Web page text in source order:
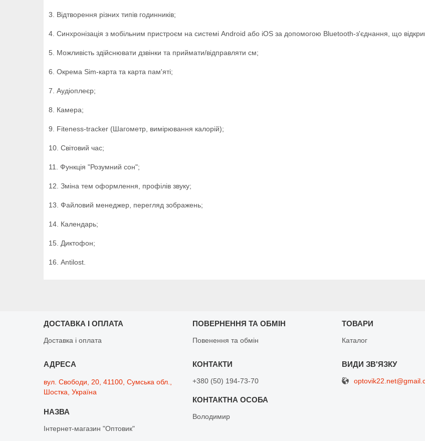
3. Відтворення різних типів годинників;
4. Синхронізація з мобільним пристроєм на системі Android або iOS за допомогою Bluetooth-з'єднання, що
5. Можливість здійснювати дзвінки та приймати/відправляти см;
6. Окрема Sim-карта та карта пам'яті;
7. Аудіоплеєр;
8. Камера;
9. Fiteness-tracker (Шагометр, вимірювання калорій);
10. Світовий час;
11. Функція "Розумний сон";
12. Зміна тем оформлення, профілів звуку;
13. Файловий менеджер, перегляд зображень;
14. Календарь;
15. Диктофон;
16. Antilost.
ДОСТАВКА І ОПЛАТА
Доставка і оплата
ПОВЕРНЕННЯ ТА ОБМІН
Повенення та обмін
ТОВАРИ
Каталог
вул. Свободи, 20, 41100, Сумська обл.,
Шостка, Україна
Інтернет-магазин "Оптовик"
+380 (50) 194-73-70
Володимир